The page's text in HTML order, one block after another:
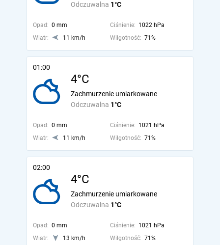
Odczuwalna 1°C
Opad: 0 mm Ciśnienie: 1022 hPa
Wiatr:
11 km/h Wilgotność: 71%
01:00
4°C
Odczuwalna 1°C
Zachmurzenie umiarkowane
Opad: 0 mm Ciśnienie: 1021 hPa
Wiatr:
11 km/h Wilgotność: 71%
02:00
4°C
Odczuwalna 1°C
Zachmurzenie umiarkowane
Opad: 0 mm Ciśnienie: 1021 hPa
Wiatr:
13 km/h Wilgotność: 71%